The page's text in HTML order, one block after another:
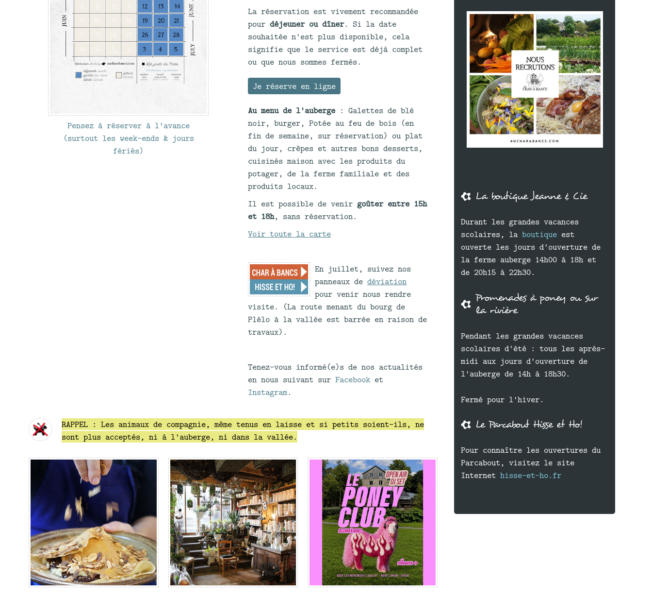
Pensez à réserver à l’avance
(surtout les week-ends & jours
fériés)
La réservation est vivement recommandée
pourdéjeuner ou dîner. Si la date
souhaitée n'est plus disponible, cela
signifie que le service est déjà complet
ou que nous sommes fermés.
Je réserve en ligne
Au menu de l'auberge : Galettes de blé
noir, burger, Potée au feu de bois (en
fin de semaine, sur réservation) ou plat
du jour, crêpes et autres bons desserts,
cuisinés maison avec les produits du
potager, de la ferme familiale et des
produits locaux.
Il est possible de venirgoûter entre 15h
et 18h, sans réservation.
Voir toute la carte
En juillet, suivez nos
panneaux dedéviation
pour venir nous rendre
visite. (La route menant du bourg de
Plélo à la vallée est barrée en raison de
travaux).
Tenez-vous informé(e)s de nos actualités
en nous suivant surFacebook et
Instagram.
RAPPEL : Les animaux de compagnie, même tenus en laisse et si petits soient-ils, ne
sont plus acceptés, ni à l'auberge, ni dans la vallée.
La boutique Jeanne & Cie
Durant les grandes vacances
scolaires, la boutiqueest
ouverte les jours d'ouverture de
la ferme auberge 14h00 à 18h et
de 20h15 à 22h30.
Promenades à poney ou sur
la rivière
Pendant les grandes vacances
scolaires d'été : tous les après-
midi aux jours d'ouverture de
l'auberge de 14h à 18h30.
Fermé pour l'hiver.
Le Parcabout Hisse et Ho!
Pour connaître les ouvertures du
Parcabout, visitez le site
Internet hisse-et-ho.fr